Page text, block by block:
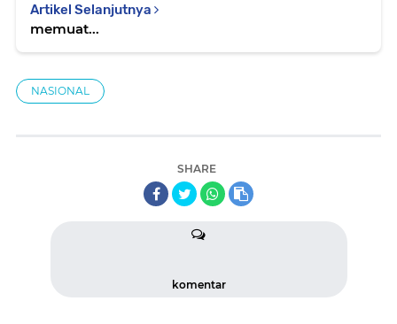
Artikel Selanjutnya
memuat...
NASIONAL
SHARE
komentar